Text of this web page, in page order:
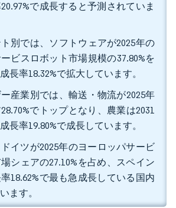
で成長すると予測されていま
別では、ソフトウェアが2025年の
ビスロボット市場規模の37.80%を
長率18.32%で拡大しています。
産業別では、輸送・物流が2025年
でトップとなり、農業は2031
長率19.80%で成長しています。
イツが2025年のヨーロッパサービ
シェアの27.10%を占め、スペイン
18.62%で最も急成長している国内
ます。